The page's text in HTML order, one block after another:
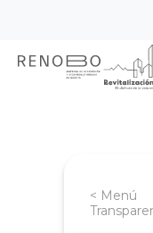
contenido
Sitio
< Menú